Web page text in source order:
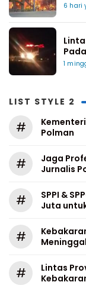
6 hari
1
LIST STYLE 2
#
Polman
#
Jaga
Jurnalis
#
SPPI &
Juta
#
#
Lintas